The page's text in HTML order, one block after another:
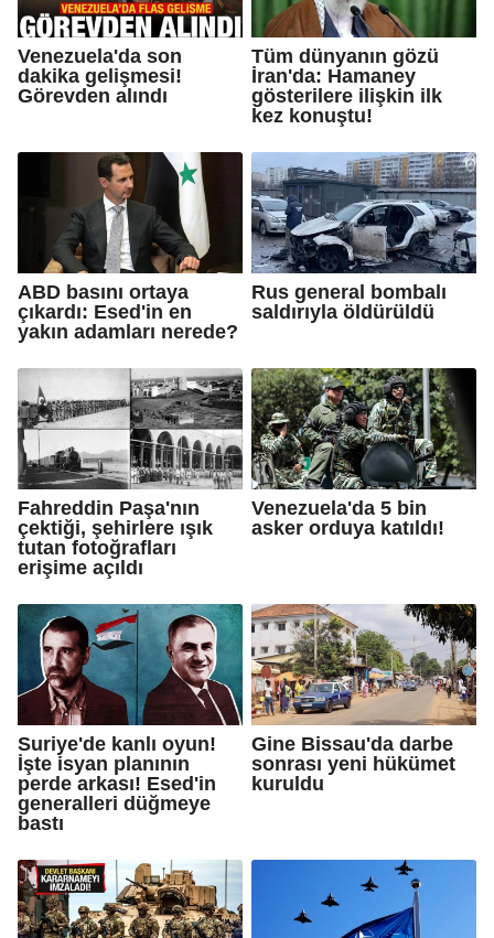
Venezuela'da son
dakika gelişmesi!
Görevden alındı
Tüm dünyanın gözü
İran'da: Hamaney
gösterilere ilişkin ilk
kez konuştu!
ABD basını ortaya
çıkardı: Esed'in en
yakın adamları nerede?
Rus general bombalı
saldırıyla öldürüldü
Fahreddin Paşa'nın
çektiği, şehirlere ışık
tutan fotoğrafları
erişime açıldı
Venezuela'da 5 bin
asker orduya katıldı!
Suriye'de kanlı oyun!
İşte isyan planının
perde arkası! Esed'in
generalleri düğmeye
bastı
Gine Bissau'da darbe
sonrası yeni hükümet
kuruldu